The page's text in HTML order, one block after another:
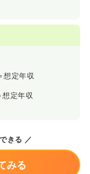
想定年収
定年収
きる
みる